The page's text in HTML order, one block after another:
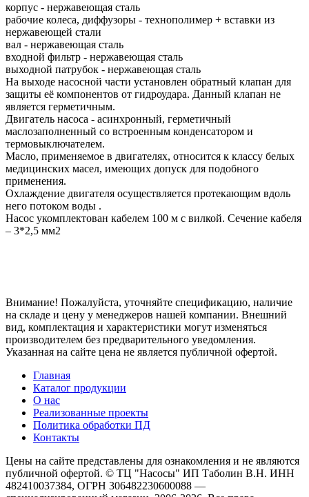
корпус - нержавеющая сталь
рабочие колеса, диффузоры - технополимер + вставки из
нержавеющей стали
вал - нержавеющая сталь
входной фильтр - нержавеющая сталь
выходной патрубок - нержавеющая сталь
На выходе насосной части установлен обратный клапан для
защиты её компонентов от гидроудара. Данный клапан не
является герметичным.
Двигатель насоса - асинхронный, герметичный
маслозаполненный со встроенным конденсатором и
термовыключателем.
Масло, применяемое в двигателях, относится к классу белых
медицинских масел, имеющих допуск для подобного
применения.
Охлаждение двигателя осуществляется протекающим вдоль
него потоком воды .
Насос укомплектован кабелем 100 м с вилкой. Сечение кабеля
– 3*2,5 мм2
Внимание! Пожалуйста, уточняйте спецификацию, наличие
на складе и цену у менеджеров нашей компании. Внешний
вид, комплектация и характеристики могут изменяться
производителем без предварительного уведомления.
Указанная на сайте цена не является публичной офертой.
Главная
Каталог продукции
О нас
Реализованные проекты
Политика обработки ПД
Контакты
Цены на сайте представлены для ознакомления и не являются
публичной офертой. © ТЦ "Насосы" ИП Таболин В.Н. ИНН
482410037384, ОГРН 306482230600088 —